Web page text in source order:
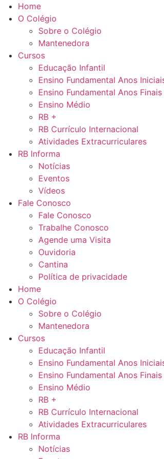
Home
O Colégio
Sobre o Colégio
Mantenedora
Cursos
Educação Infantil
Ensino Fundamental Anos
Ensino Fundamental Anos Finais
Ensino Médio
RB +
RB Currículo Internacional
Atividades Extracurriculares
RB Informa
Notícias
Eventos
Vídeos
Fale Conosco
Fale Conosco
Trabalhe Conosco
Agende uma Visita
Ouvidoria
Cantina
Política de privacidade
Home
O Colégio
Sobre o Colégio
Mantenedora
Cursos
Educação Infantil
Ensino Fundamental Anos
Ensino Fundamental Anos Finais
Ensino Médio
RB +
RB Currículo Internacional
Atividades Extracurriculares
RB Informa
Notícias